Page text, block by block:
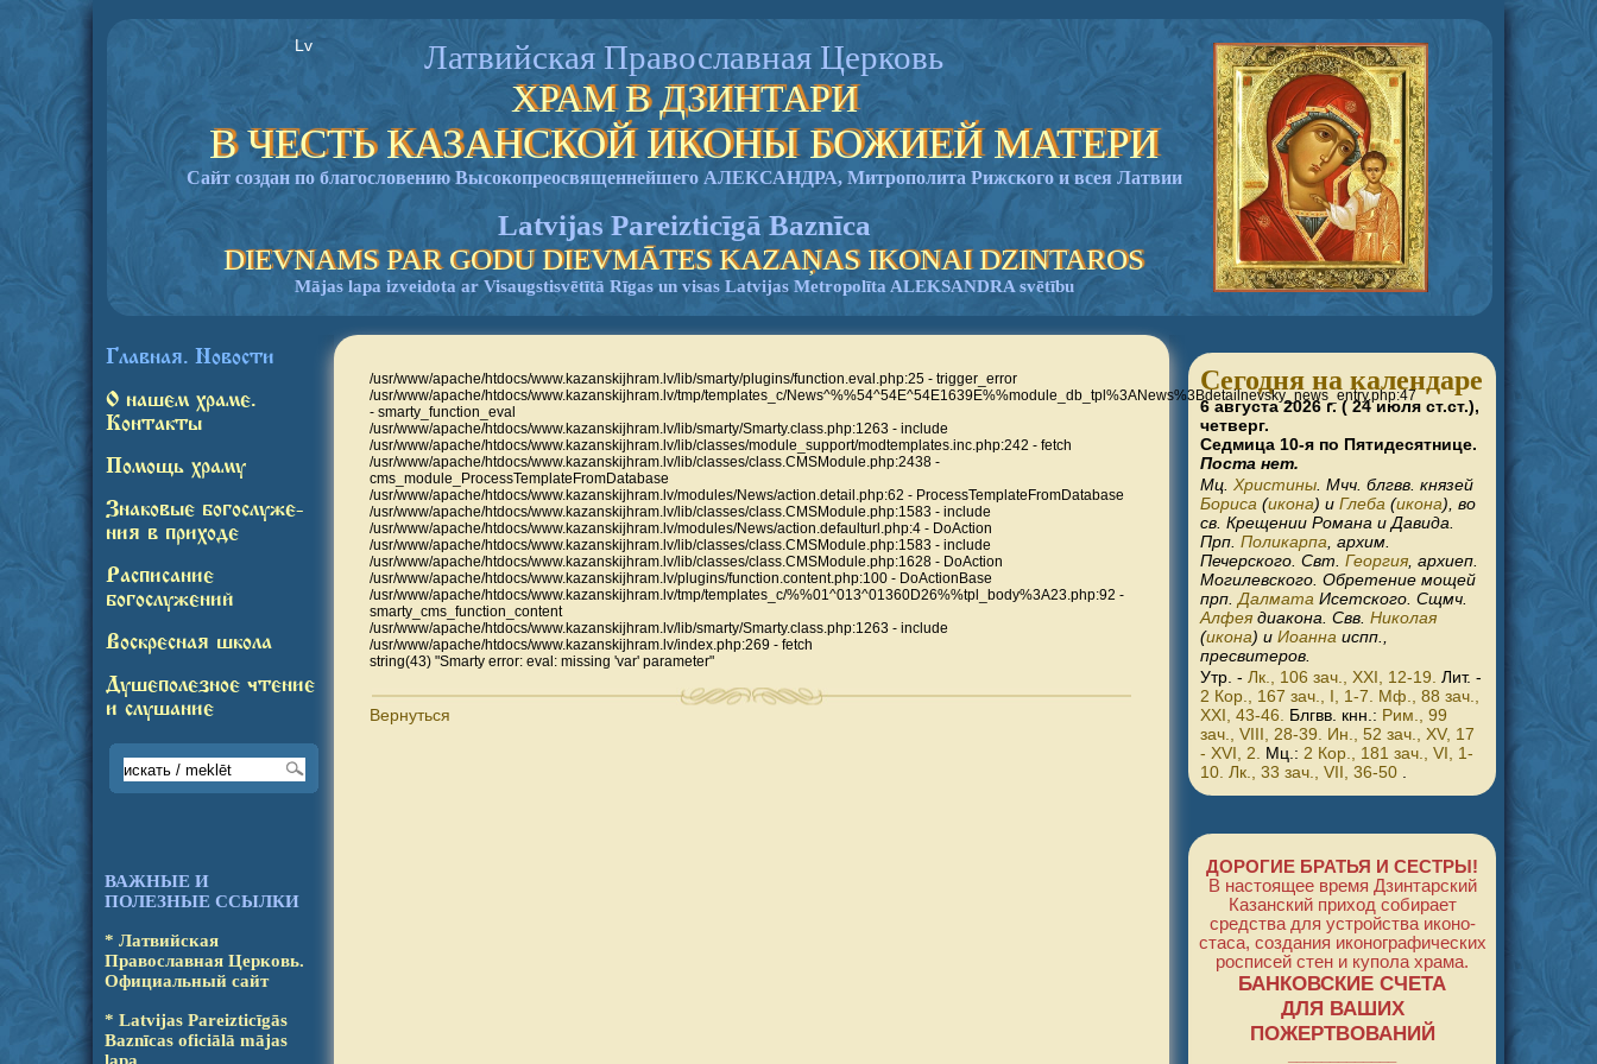
Латвийская Православная Церковь
ХРАМ В ДЗИНТАРИ
В ЧЕСТЬ КАЗАНСКОЙ ИКОНЫ БОЖИЕЙ МАТЕРИ
Сайт создан по благословению Высокопреосвященнейшего АЛЕКСАНДРА, Митрополита Рижского и всея Латвии
Latvijas Pareizticīgā Baznīca
DIEVNAMS PAR GODU DIEVMĀTES KAZAŅAS IKONAI DZINTAROS
Mājas lapa izveidota ar Visaugstisvētītā Rīgas un visas Latvijas Metropolīta ALEKSANDRA svētību
Lv
Главная. Новости
О нашем храме.
Контакты
Помощь храму
Знаковые богослуже-
ния в приходе
Расписание
богослужений
Воскресная школа
Душеполезное чтение
и слушание
ВАЖНЫЕ И
ПОЛЕЗНЫЕ ССЫЛКИ
* Латвийская
Православ­ная Церковь.
Офици­аль­ный сайт
* Latvijas Pareizticīgās
Baz­nī­cas oficiālā mājas
/usr/www/apache/htdocs/www.kazanskijhram.lv/lib/smarty/plugins/function.eval.php:25 - trigger_error
/usr/www/apache/htdocs/www.kazanskijhram.lv/tmp/templates_c/News^%%54^54E^54E1639E%%module_db_tpl%3ANews%3Bdetailnevsky_news_entry.php:47
- smarty_function_eval
/usr/www/apache/htdocs/www.kazanskijhram.lv/lib/smarty/Smarty.class.php:1263 - include
/usr/www/apache/htdocs/www.kazanskijhram.lv/lib/classes/module_support/modtemplates.inc.php:242 - fetch
/usr/www/apache/htdocs/www.kazanskijhram.lv/lib/classes/class.CMSModule.php:2438 -
cms_module_ProcessTemplateFromDatabase
/usr/www/apache/htdocs/www.kazanskijhram.lv/modules/News/action.detail.php:62 - ProcessTemplateFromDatabase
/usr/www/apache/htdocs/www.kazanskijhram.lv/lib/classes/class.CMSModule.php:1583 - include
/usr/www/apache/htdocs/www.kazanskijhram.lv/modules/News/action.defaulturl.php:4 - DoAction
/usr/www/apache/htdocs/www.kazanskijhram.lv/lib/classes/class.CMSModule.php:1583 - include
/usr/www/apache/htdocs/www.kazanskijhram.lv/lib/classes/class.CMSModule.php:1628 - DoAction
/usr/www/apache/htdocs/www.kazanskijhram.lv/plugins/function.content.php:100 - DoActionBase
/usr/www/apache/htdocs/www.kazanskijhram.lv/tmp/templates_c/%%01^013^01360D26%%tpl_body%3A23.php:92 -
smarty_cms_function_content
/usr/www/apache/htdocs/www.kazanskijhram.lv/lib/smarty/Smarty.class.php:1263 - include
/usr/www/apache/htdocs/www.kazanskijhram.lv/index.php:269 - fetch
string(43) "Smarty error: eval: missing 'var' parameter"
Вернуться
Сегодня на календаре
6 августа 2026 г. ( 24 июля ст.ст.),
четверг.
Седмица 10-я по Пятидесятнице.
Поста нет.
Мц. Христины . Мчч. блгвв. князей
Бориса (икона) и Глеба (икона), во
св. Крещении Романа и Давида.
Прп. Поликарпа , архим.
Печерского. Свт. Георгия , архиеп.
Могилевского. Обретение мощей
прп. Далмата Исетского. Сщмч.
Алфея диакона. Свв. Николая
(икона) и Иоанна испп.,
пресвитеров.
Утр. - Лк., 106 зач., XXI, 12-19. Лит. -
2 Кор., 167 зач., I, 1-7.
Мф., 88 зач.,
XXI, 43-46.
Блгвв. кнн.: Рим., 99
зач., VIII, 28-39.
Ин., 52 зач., XV, 17
- XVI, 2.
Мц.: 2 Кор., 181 зач., VI, 1-
10. Лк., 33 зач., VII, 36-50
ДОРОГИЕ БРАТЬЯ И СЕСТРЫ!
В настоящее время Дзинтарский
Казанский приход собирает
средства для устройства ико­но­
стаса, создания иконо­графи­ческих
росписей стен и купола храма.
БАНКОВСКИЕ СЧЕТА
ДЛЯ ВАШИХ
ПОЖЕРТВОВАНИЙ